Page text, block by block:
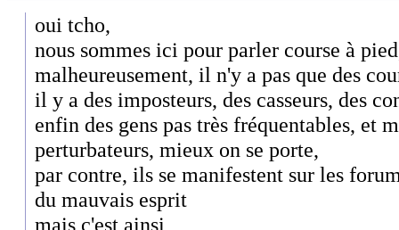
oui tcho,
nous sommes ici pour parler course à
malheureusement, il n'y a pas que des
il y a des imposteurs, des casseurs, des
enfin des gens pas très fréquentables, et
perturbateurs, mieux on se porte,
par contre, ils se manifestent sur les
du mauvais esprit
mais c'est ainsi